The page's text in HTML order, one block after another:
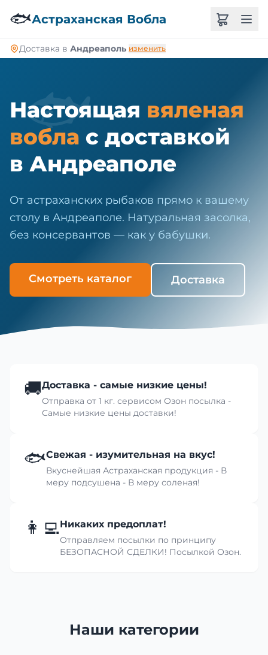
🐟Астраханская Вобла
Доставка в Андреаполь изменить
🐟
Настоящая вяленая
вобла с доставкой
в Андреаполе
От астраханских рыбаков прямо к вашему
столу в Андреаполе. Натуральная засолка,
без консервантов — как у бабушки.
Смотреть каталог Доставка
🚚Доставка - самые низкие цены!
Отправка от 1 кг. сервисом Озон посылка -
Самые низкие цены доставки!
🐟Свежая - изумительная на вкус!
Вкуснейшая Астраханская продукция - В
меру подсушена - В меру соленая!
👩‍💻Никаких предоплат!
Отправляем посылки по принципу
БЕЗОПАСНОЙ СДЕЛКИ! Посылкой Озон.
Наши категории